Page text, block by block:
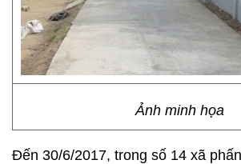
Ảnh minh họa
Đến 30/6/2017, trong số 14 xã